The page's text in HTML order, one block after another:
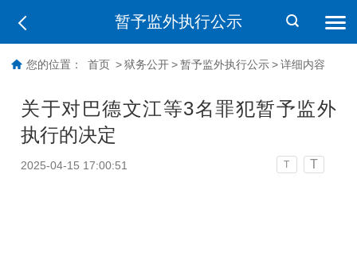
暂予监外执行公示
您的位置： 首页 > 狱务公开 > 暂予监外执行公示 > 详细内容
关于对巴德文江等3名罪犯暂予监外
执行的决定
2025-04-15 17:00:51 T T